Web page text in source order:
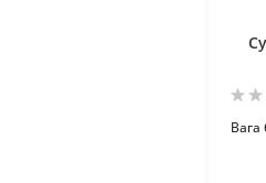
Вага